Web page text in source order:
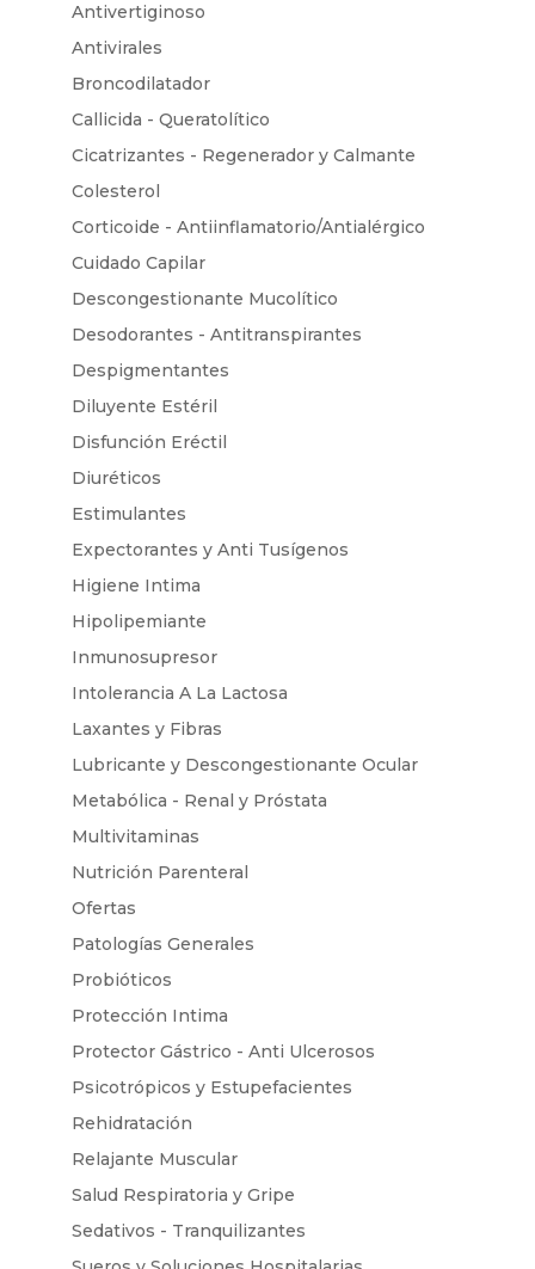
Antivertiginoso
Antivirales
Broncodilatador
Callicida - Queratolítico
Cicatrizantes - Regenerador y Calmante
Colesterol
Corticoide - Antiinflamatorio/Antialérgico
Cuidado Capilar
Descongestionante Mucolítico
Desodorantes - Antitranspirantes
Despigmentantes
Diluyente Estéril
Disfunción Eréctil
Diuréticos
Estimulantes
Expectorantes y Anti Tusígenos
Higiene Intima
Hipolipemiante
Inmunosupresor
Intolerancia A La Lactosa
Laxantes y Fibras
Lubricante y Descongestionante Ocular
Metabólica - Renal y Próstata
Multivitaminas
Nutrición Parenteral
Ofertas
Patologías Generales
Probióticos
Protección Intima
Protector Gástrico - Anti Ulcerosos
Psicotrópicos y Estupefacientes
Rehidratación
Relajante Muscular
Salud Respiratoria y Gripe
Sedativos - Tranquilizantes